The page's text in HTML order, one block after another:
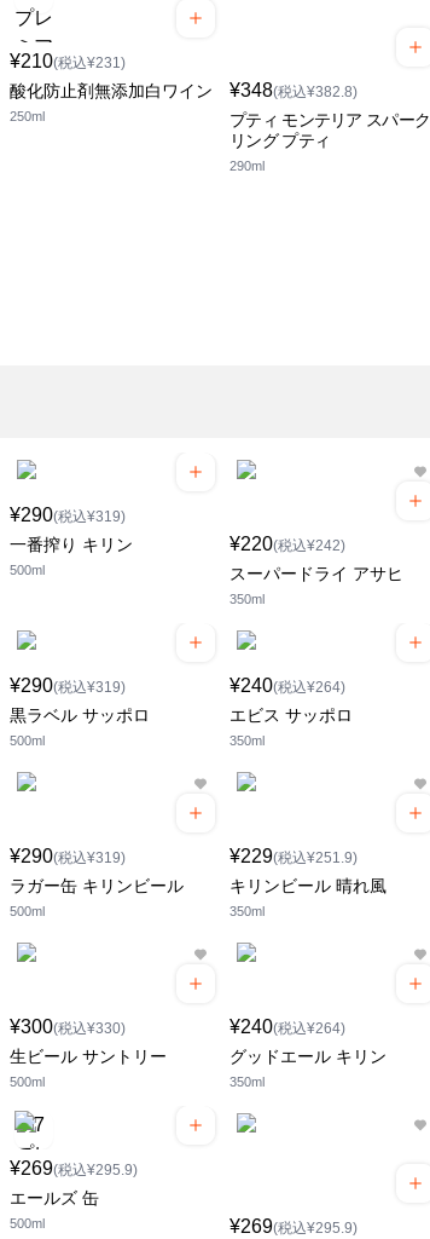
¥210(税込¥231)
酸化防止剤無添加白ワイン
250ml
¥348(税込¥382.8)
プティ モンテリア スパーク
リング プティ
290ml
¥290(税込¥319)
一番搾り キリン
500ml
¥220(税込¥242)
スーパードライ アサヒ
350ml
¥290(税込¥319)
黒ラベル サッポロ
500ml
¥240(税込¥264)
エビス サッポロ
350ml
¥290(税込¥319)
ラガー缶 キリンビール
500ml
¥229(税込¥251.9)
キリンビール 晴れ風
350ml
¥300(税込¥330)
生ビール サントリー
500ml
¥240(税込¥264)
グッドエール キリン
350ml
¥269(税込¥295.9)
エールズ 缶
500ml ¥269(税込¥295.9)